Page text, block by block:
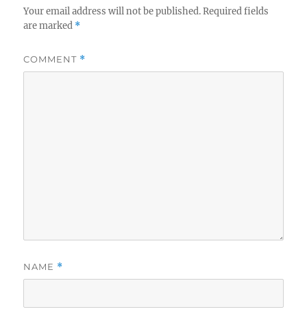
Your email address will not be published. Required fields
are marked *
COMMENT *
NAME *